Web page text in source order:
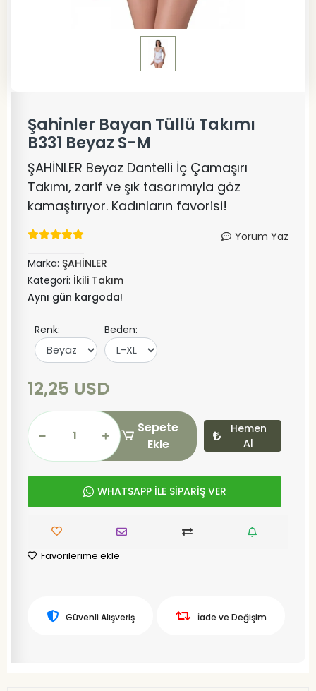
Şahinler Bayan Tüllü Takımı
B331 Beyaz S-M
ŞAHİNLER Beyaz Dantelli İç Çamaşırı
Takımı, zarif ve şık tasarımıyla göz
kamaştırıyor. Kadınların favorisi!
Yorum Yaz
Marka: ŞAHİNLER
Kategori: İkili Takım
Aynı gün kargoda!
Renk: Beden:
12,25 USD
Sepete
Ekle
Hemen
Al
WHATSAPP İLE SİPARİŞ VER
Favorilerime ekle
Güvenli Alışveriş İade ve Değişim